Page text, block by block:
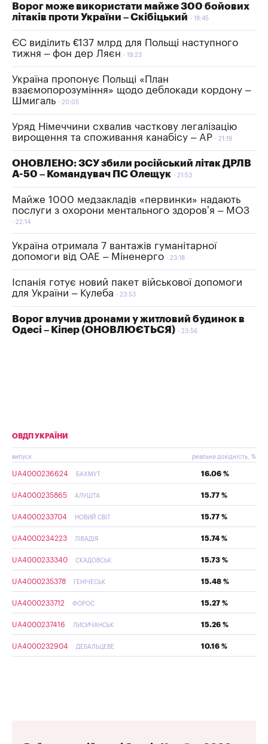
Ворог може використати майже 300 бойових
літаків проти України – Скібіцький
18:45
ЄС виділить €137 млрд для Польщі наступного
тижня – фон дер Ляєн
19:23
Україна пропонує Польщі «План
взаємопорозуміння» щодо деблокади кордону –
Шмигаль
20:05
Уряд Німеччини схвалив часткову легалізацію
вирощення та споживання канабісу – AP
21:19
ОНОВЛЕНО: ЗСУ збили російський літак ДРЛВ
А-50 – Командувач ПС Олещук
21:53
Майже 1000 медзакладів «первинки» надають
послуги з охорони ментального здоровʼя – МОЗ
22:14
Україна отримала 7 вантажів гуманітарної
допомоги від ОАЕ – Міненерго
23:18
Іспанія готує новий пакет військової допомоги
для України – Кулеба
23:53
Ворог влучив дронами у житловий будинок в
Одесі – Кіпер (ОНОВЛЮЄТЬСЯ)
23:56
ОВДП УКРАЇНИ
випуск реальна дохідність, %
UA4000236624 БАХМУТ 16.06 %
UA4000235865 АЛУШТА 15.77 %
UA4000233704 НОВИЙ СВІТ 15.77 %
UA4000234223 ЛІВАДІЯ 15.74 %
UA4000233340 СКАДОВСЬК 15.73 %
UA4000235378 ГЕНІЧЕСЬК 15.48 %
UA4000233712 ФОРОС 15.27 %
UA4000237416 ЛИСИЧАНСЬК 15.26 %
UA4000232904 ДЕБАЛЬЦЕВЕ 10.16 %